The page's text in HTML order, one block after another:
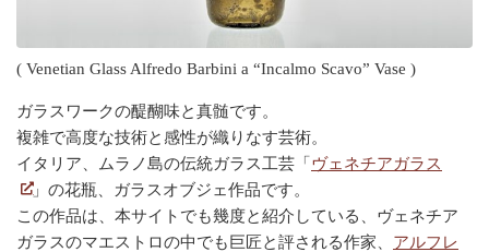
( Venetian Glass Alfredo Barbini a “Incalmo Scavo” Vase )
ガラスワークの醍醐味と真髄です。
複雑で高度な技術と感性が織りなす芸術。
イタリア、ムラノ島の伝統ガラス工芸「ヴェネチアガラス
」の花瓶、ガラスオブジェ作品です。
この作品は、本サイトでも幾度と紹介している、ヴェネチア
ガラスのマエストロの中でも巨匠と評される作家、 アルフレ